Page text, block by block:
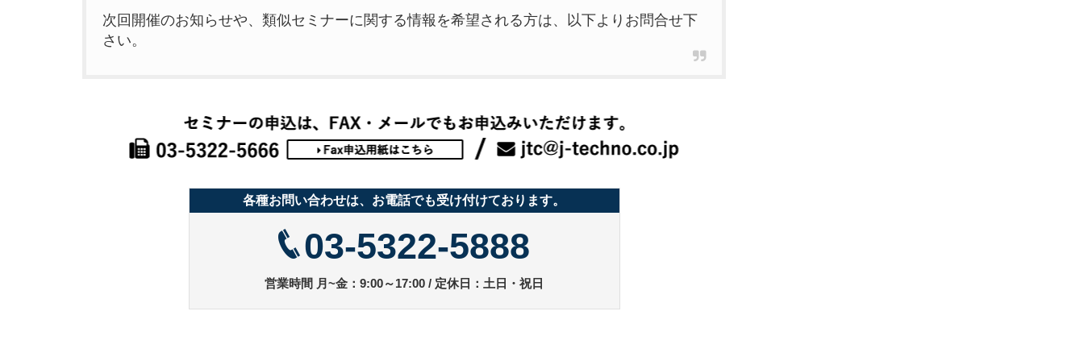
次回開催のお知らせや、類似セミナーに関する情報を希望される方は、以下よりお問合せ下
さい。
各種お問い合わせは、お電話でも受け付けております。
03-5322-5888
営業時間 月~金：9:00～17:00 / 定休日：土日・祝日